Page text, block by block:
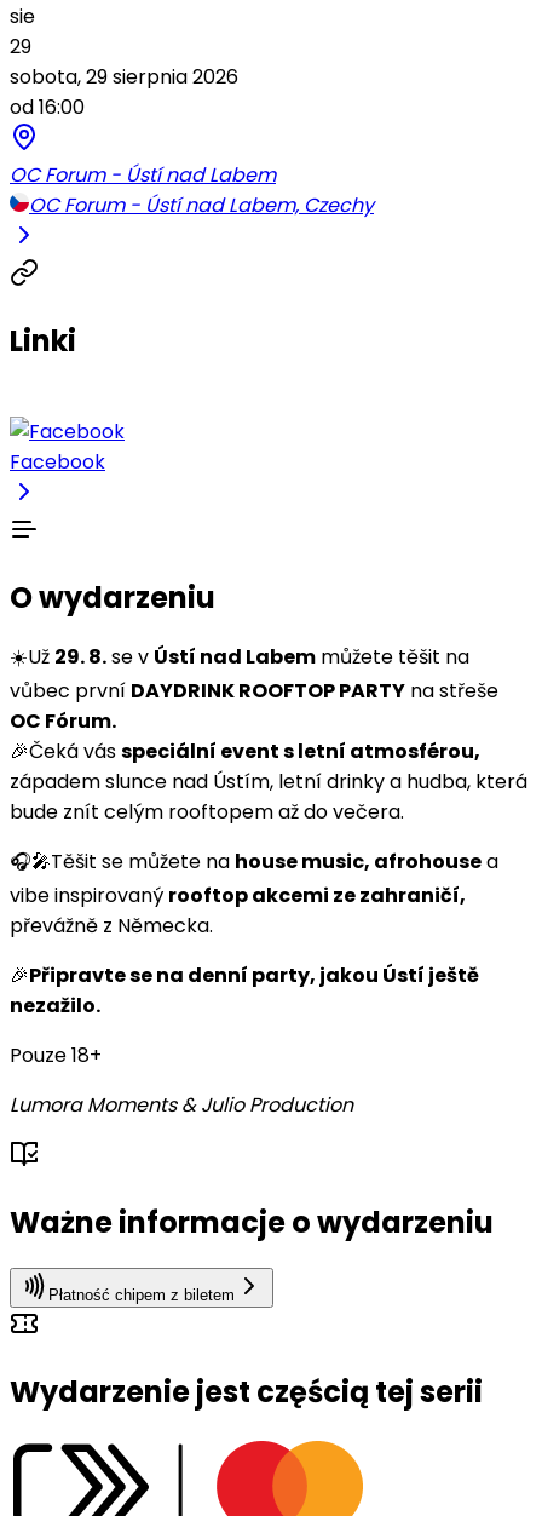
sie
29
sobota, 29 sierpnia 2026
od 16:00
OC Forum - Ústí nad Labem
OC Forum - Ústí nad Labem, Czechy
Linki
Facebook
O wydarzeniu
☀️Už 29. 8.se v Ústí nad Labem můžete těšit na
vůbec první DAYDRINK ROOFTOP PARTY na střeše
OC Fórum.
🎉Čeká vásspeciální event s letní atmosférou,
západem slunce nad Ústím, letní drinky a hudba, která
bude znít celým rooftopem až do večera.
🎧🎤Těšit se můžete na house music, afrohousea
vibe inspirovaný rooftop akcemi ze zahraničí,
převážně z Německa.
🎉Připravte se na denní party, jakou Ústí ještě
nezažilo.
Pouze 18+
Lumora Moments & Julio Production
Ważne informacje o wydarzeniu
Płatność chipem z biletem
Wydarzenie jest częścią tej serii